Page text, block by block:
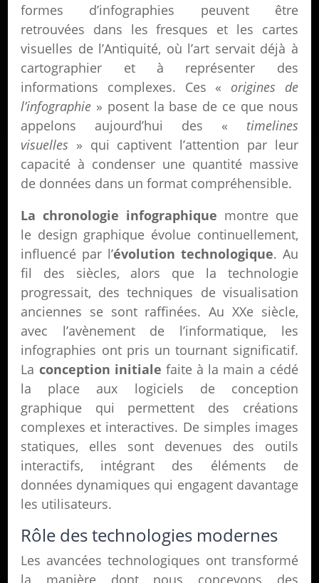
formes d’infographies peuvent être
retrouvées dans les fresques et les cartes
visuelles de l’Antiquité, où l’art servait déjà à
cartographier et à représenter des
informations complexes. Ces « origines de
l’infographie » posent la base de ce que nous
appelons aujourd’hui des « timelines
visuelles » qui captivent l’attention par leur
capacité à condenser une quantité massive
de données dans un format compréhensible.
La chronologie infographique montre que
le design graphique évolue continuellement,
influencé par l’évolution technologique. Au
fil des siècles, alors que la technologie
progressait, des techniques de visualisation
anciennes se sont raffinées. Au XXe siècle,
avec l’avènement de l’informatique, les
infographies ont pris un tournant significatif.
La conception initiale faite à la main a cédé
la place aux logiciels de conception
graphique qui permettent des créations
complexes et interactives. De simples images
statiques, elles sont devenues des outils
interactifs, intégrant des éléments de
données dynamiques qui engagent davantage
les utilisateurs.
Rôle des technologies modernes
Les avancées technologiques ont transformé
la manière dont nous concevons des